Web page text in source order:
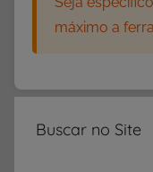
o
s
i
máximo a
Buscar no Site